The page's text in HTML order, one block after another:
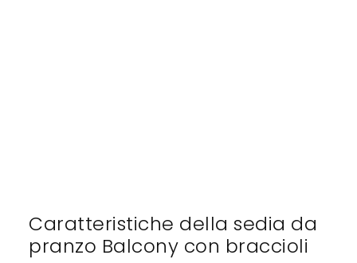
Caratteristiche della sedia da
pranzo Balcony con braccioli